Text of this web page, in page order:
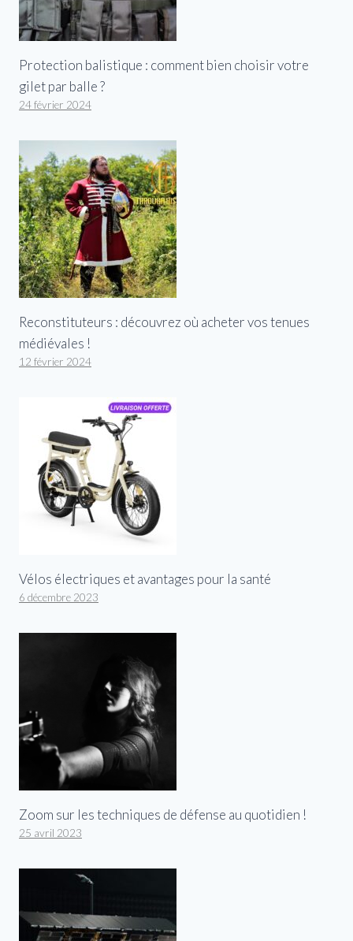
Protection balistique : comment bien choisir votre
gilet par balle ?
24 février 2024
Reconstituteurs : découvrez où acheter vos tenues
médiévales !
12 février 2024
Vélos électriques et avantages pour la santé
6 décembre 2023
Zoom sur les techniques de défense au quotidien !
25 avril 2023